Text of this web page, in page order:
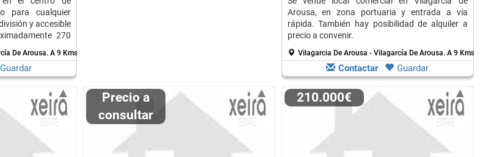
para cualquier
y accesible
270
De Arousa. A 9 Kms. de Isla De Arosa
Guardar
Arousa, en zona portuaria y entrada a vía
rápida. También hay posibilidad de alquiler a
precio a convenir.
Vilagarcia De Arousa - Vilagarcía De Arousa. A 9 Kms.
Contactar Guardar
Precio a
consultar
210.000€